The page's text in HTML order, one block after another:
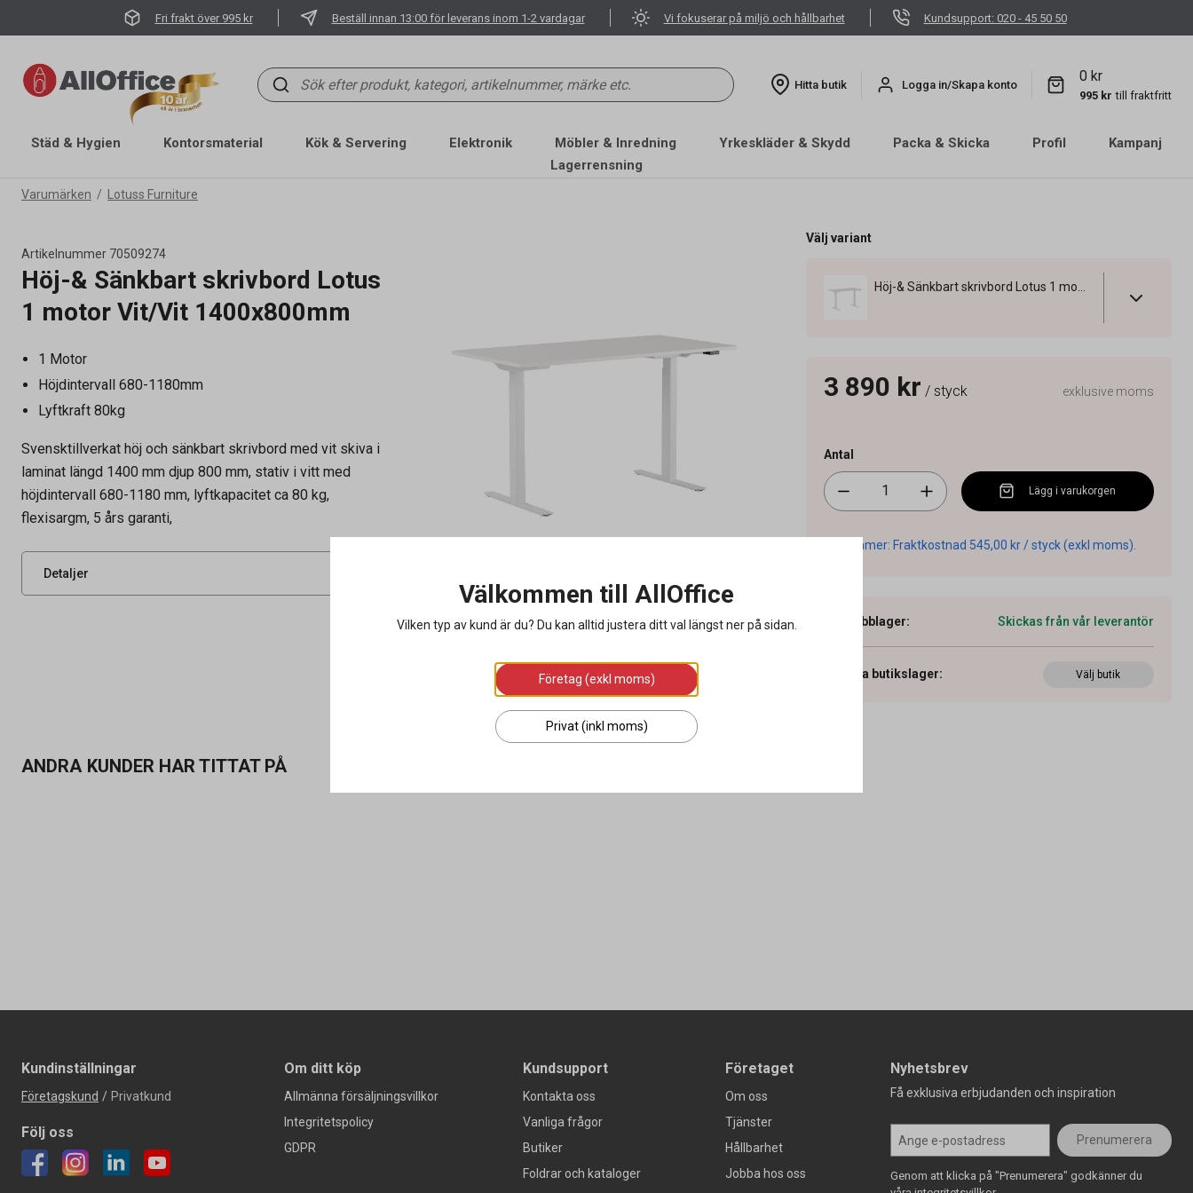
Fri frakt över 995 kr Beställ innan 13:00 för leverans inom 1-2 vardagar Vi fokuserar på miljö och hållbarhet Kundsupport: 020 - 45 50 50
Hitta butik Logga in/Skapa konto
0 kr
995 kr till fraktfritt
Städ & Hygien Kontorsmaterial Kök & Servering Elektronik Möbler & Inredning Yrkeskläder & Skydd Packa & Skicka Profil
Kampanj
Lagerrensning
Varumärken Lotuss Furniture
Artikelnummer 70509274
Höj-& Sänkbart skrivbord Lotus
1 motor Vit/Vit 1400x800mm
1 Motor
Höjdintervall 680-1180mm
Lyftkraft 80kg
Svensktillverkat höj och sänkbart skrivbord med vit skiva i
laminat längd 1400 mm djup 800 mm, stativ i vitt med
höjdintervall 680-1180 mm, lyftkapacitet ca 80 kg,
flexisargm, 5 års garanti,
Detaljer
Leverantörens
UNSPSC
Välj variant
3 890 kr / styck exklusive moms
Antal
Lägg i varukorgen
Tillkommer: Fraktkostnad 545,00 kr / styck (exkl moms).
Webblager: Skickas från vår leverantör
Visa butikslager: Välj butik
ANDRA KUNDER HAR TITTAT PÅ
Kundinställningar
Företagskund / Privatkund
Följ oss
Om ditt köp
Allmänna försäljningsvillkor
Integritetspolicy
GDPR
Kundsupport
Kontakta oss
Vanliga frågor
Butiker
Foldrar och kataloger
Företaget
Om oss
Tjänster
Hållbarhet
Jobba hos oss
Nyhetsbrev
Få exklusiva erbjudanden och inspiration
Prenumerera
Genom att klicka på "Prenumerera" godkänner du
Välkommen till AllOffice
Vilken typ av kund är du? Du kan alltid justera ditt val längst ner på sidan.
Företag (exkl moms)
Privat (inkl moms)